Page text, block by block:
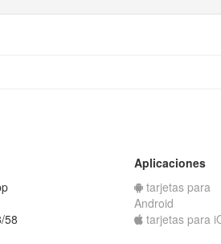
58
Aplicaciones
tarjetas para
Android
tarjetas para